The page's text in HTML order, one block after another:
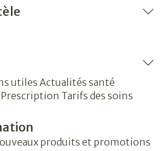
utiles Actualités santé
Prescription Tarifs des soins
produits et promotions